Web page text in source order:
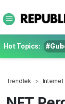
Hot Topics:
Trendtek Internet